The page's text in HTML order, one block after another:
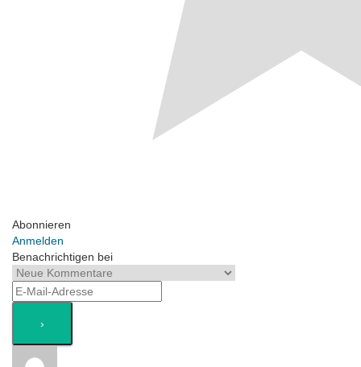
Abonnieren
Anmelden
Benachrichtigen bei